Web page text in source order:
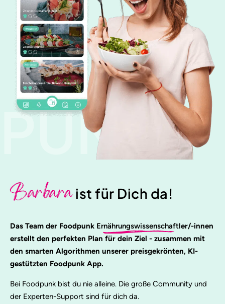
PUNK
Barbaraist für Dich da!
Das Team der Foodpunk Ernährungswissenschaftler/-innen
erstellt den perfekten Plan für dein Ziel - zusammen mit
den smarten Algorithmen unserer preisgekrönten, KI-
gestützten Foodpunk App.
Bei Foodpunk bist du nie alleine. Die große Community und
der Experten-Support sind für dich da.